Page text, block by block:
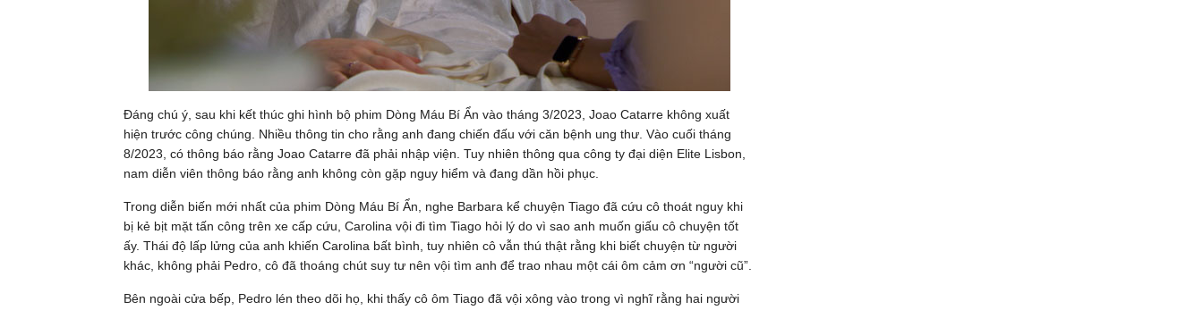
Đáng chú ý, sau khi kết thúc ghi hình bộ phim Dòng Máu Bí Ẩn vào tháng 3/2023, Joao Catarre không xuất
hiện trước công chúng. Nhiều thông tin cho rằng anh đang chiến đấu với căn bệnh ung thư. Vào cuối tháng
8/2023, có thông báo rằng Joao Catarre đã phải nhập viện. Tuy nhiên thông qua công ty đại diện Elite Lisbon,
nam diễn viên thông báo rằng anh không còn gặp nguy hiểm và đang dần hồi phục.
Trong diễn biến mới nhất của phim Dòng Máu Bí Ẩn, nghe Barbara kể chuyện Tiago đã cứu cô thoát nguy khi
bị kẻ bịt mặt tấn công trên xe cấp cứu, Carolina vội đi tìm Tiago hỏi lý do vì sao anh muốn giấu cô chuyện tốt
ấy. Thái độ lấp lửng của anh khiến Carolina bất bình, tuy nhiên cô vẫn thú thật rằng khi biết chuyện từ người
khác, không phải Pedro, cô đã thoáng chút suy tư nên vội tìm anh để trao nhau một cái ôm cảm ơn “người cũ”.
Bên ngoài cửa bếp, Pedro lén theo dõi họ, khi thấy cô ôm Tiago đã vội xông vào trong vì nghĩ rằng hai người